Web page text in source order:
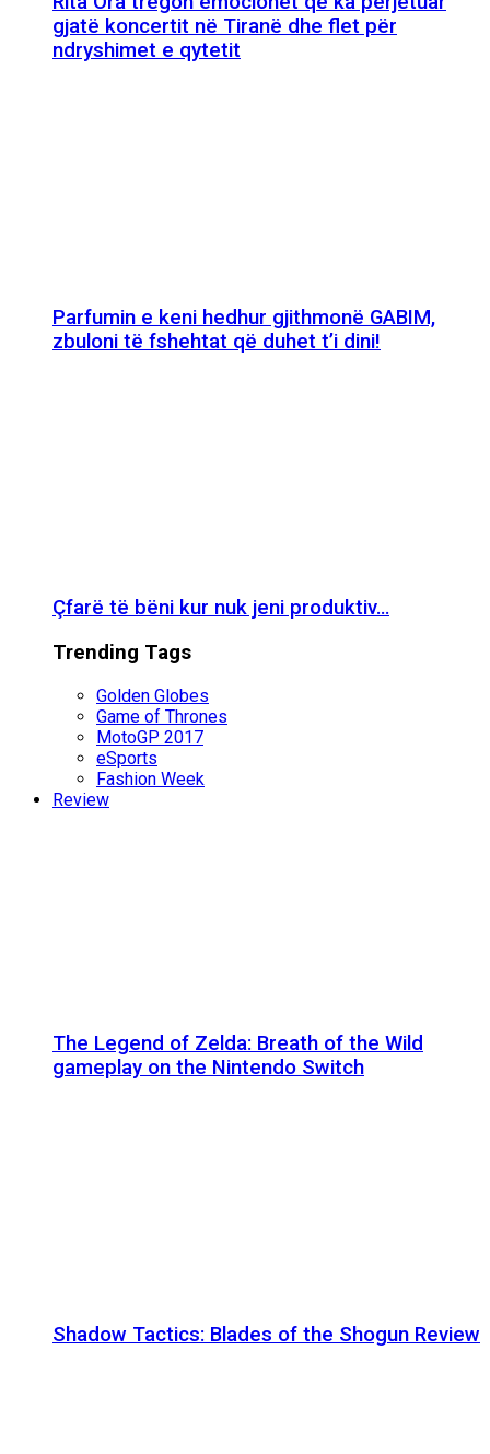
gjatë koncertit në Tiranë dhe flet për
ndryshimet e qytetit
Parfumin e keni hedhur gjithmonë GABIM,
zbuloni të fshehtat që duhet t’i dini!
Çfarë të bëni kur nuk jeni produktiv…
Trending Tags
Golden Globes
Game of Thrones
MotoGP 2017
eSports
Fashion Week
Review
The Legend of Zelda: Breath of the Wild
gameplay on the Nintendo Switch
Shadow Tactics: Blades of the Shogun Review